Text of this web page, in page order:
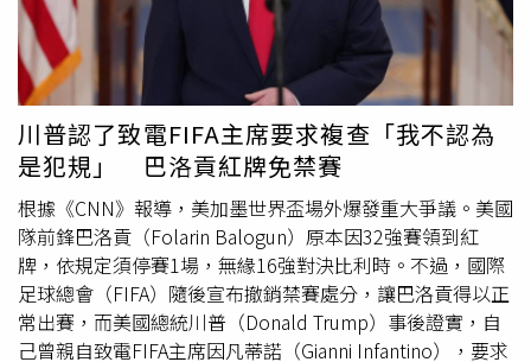
川普認了致電FIFA主席要求複查「我不認為
是犯規」 巴洛貢紅牌免禁賽
根據《CNN》報導，美加墨世界盃場外爆發重大爭議。美國
隊前鋒巴洛貢（Folarin Balogun）原本因32強賽領到紅
牌，依規定須停賽1場，無緣16強對決比利時。不過，國際
足球總會（FIFA）隨後宣布撤銷禁賽處分，讓巴洛貢得以正
常出賽，而美國總統川普（Donald Trump）事後證實，自
己曾親自致電FIFA主席因凡蒂諾（Gianni Infantino），要求